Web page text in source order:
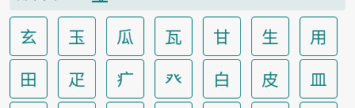
玄 玉 瓜 瓦 甘 生
用
田
疋 疒 癶 白 皮
皿